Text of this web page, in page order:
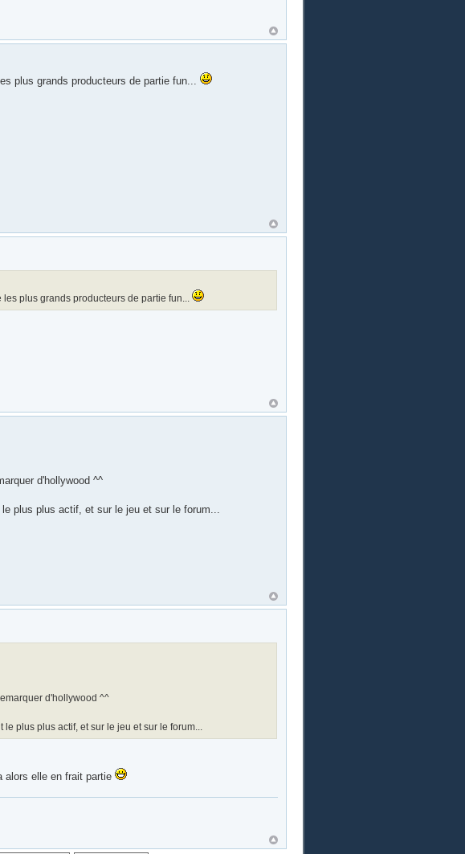
plus grands producteurs de partie fun...
plus grands producteurs de partie fun...
d'hollywood ^^
plus plus actif, et sur le jeu et sur le forum...
d'hollywood ^^
plus plus actif, et sur le jeu et sur le forum...
alors elle en frait partie